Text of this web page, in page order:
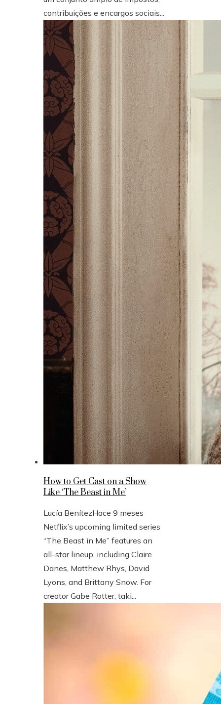
contribuições e encargos sociais...
How to Get Cast on a Show
Like ‘The Beast in Me’
Lucía BenítezHace 9 meses
Netflix’s upcoming limited series
“The Beast in Me” features an
all-star lineup, including Claire
Danes, Matthew Rhys, David
Lyons, and Brittany Snow. For
creator Gabe Rotter, taki...